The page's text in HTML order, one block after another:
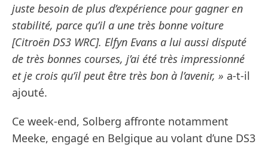
juste besoin de plus d’expérience pour gagner en
stabilité, parce qu’il a une très bonne voiture
[Citroën DS3 WRC]. Elfyn Evans a lui aussi disputé
de très bonnes courses, j’ai été très impressionné
et je crois qu’il peut être très bon à l’avenir, » a-t-il
ajouté.
Ce week-end, Solberg affronte notamment
Meeke, engagé en Belgique au volant d’une DS3